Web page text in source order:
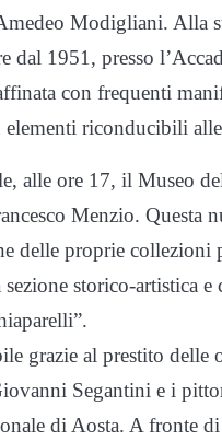
Modigliani. Alla
dal 1951, presso
con frequenti
elementi riconducibili
alle ore 17, il Museo
Menzio.
delle proprie collezioni
storico-artistica
grazie al prestito
Segantini e i
di Aosta. A fronte